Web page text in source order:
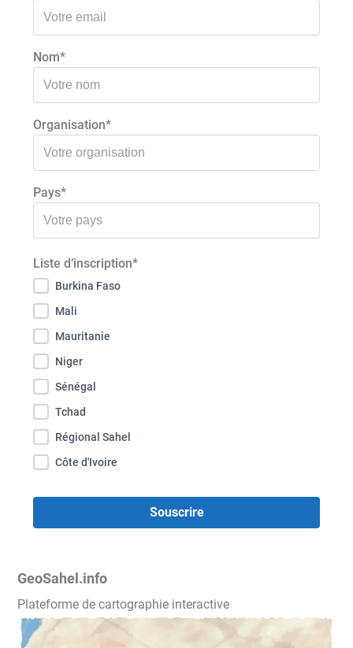
Nom*
Organisation*
Pays*
Liste d’inscription*
Burkina Faso
Mali
Mauritanie
Niger
Sénégal
Tchad
Régional Sahel
Côte d'Ivoire
GeoSahel.info
Plateforme de cartographie interactive